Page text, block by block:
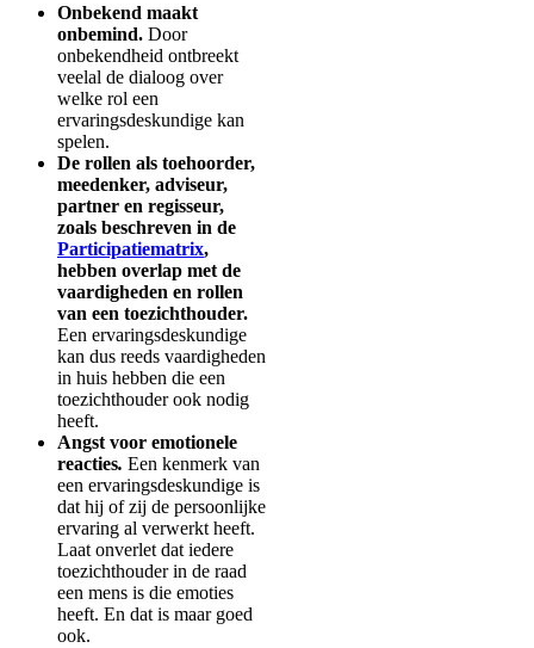
Onbekend maakt
onbemind. Door
onbekendheid ontbreekt
veelal de dialoog over
welke rol een
ervaringsdeskundige kan
spelen.
De rollen als toehoorder,
meedenker, adviseur,
partner en regisseur,
zoals beschreven in de
Participatiematrix,
hebben overlap met de
vaardigheden en rollen
van een toezichthouder.
Een ervaringsdeskundige
kan dus reeds vaardigheden
in huis hebben die een
toezichthouder ook nodig
heeft.
Angst voor emotionele
reacties. Een kenmerk van
een ervaringsdeskundige is
dat hij of zij de persoonlijke
ervaring al verwerkt heeft.
Laat onverlet dat iedere
toezichthouder in de raad
een mens is die emoties
heeft. En dat is maar goed
ook.